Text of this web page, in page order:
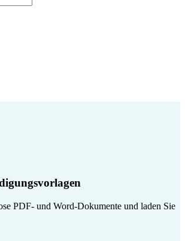
PDF- und Word-Dokumente und laden Sie